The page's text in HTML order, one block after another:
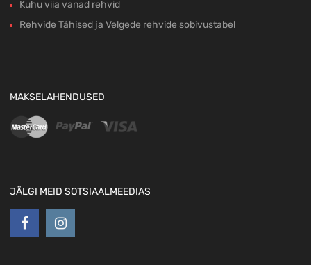
Kuhu viia vanad rehvid
Rehvide Tähised ja Velgede rehvide sobivustabel
MAKSELAHENDUSED
JÄLGI MEID SOTSIAALMEEDIAS